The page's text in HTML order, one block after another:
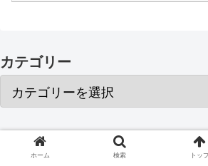
カテゴリー
アーカイブ
ホーム 検索 トッ